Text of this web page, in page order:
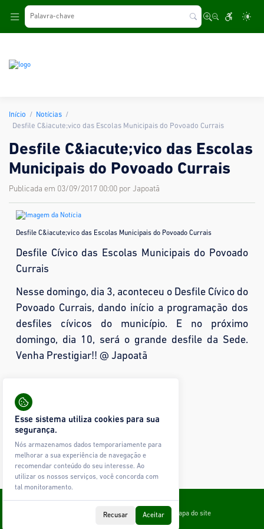
Início
Notícias
Desfile C&iacute;vico das Escolas Municipais do Povoado Currais
Desfile C&iacute;vico das Escolas
Municipais do Povoado Currais
Publicada em 03/09/2017 00:00 por Japoatã
Desfile C&iacute;vico das Escolas Municipais do Povoado Currais
Desfile Cívico das Escolas Municipais do Povoado
Currais
Nesse domingo, dia 3, aconteceu o Desfile Cívico do
Povoado Currais, dando início a programação dos
desfiles cívicos do município. E no próximo
domingo, dia 10, será o grande desfile da Sede.
Venha Prestigiar!! @ Japoatã
54 visualizações
Mais fotos
Nenhuma imagem encontrada.
Todos os direitos reservados © Ágape Sistemas
Política de PrivacidadeGlossário Mapa do site
Esse sistema utiliza cookies para sua
segurança.
Nós armazenamos dados temporariamente para
melhorar a sua experiência de navegação e
recomendar conteúdo do seu interesse. Ao
utilizar os nossos serviços, você concorda com
tal monitoramento.
Recusar Aceitar